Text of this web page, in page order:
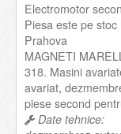
Electromotor
Piesa este pe
Prahova
MAGNETI
318. Masini
avariat,
piese second
Date tehnice: